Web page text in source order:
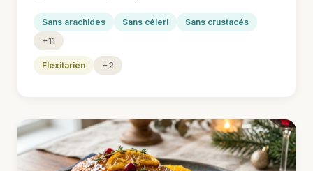
Sans arachides Sans céleri
Sans crustacés
+11
Flexitarien +2